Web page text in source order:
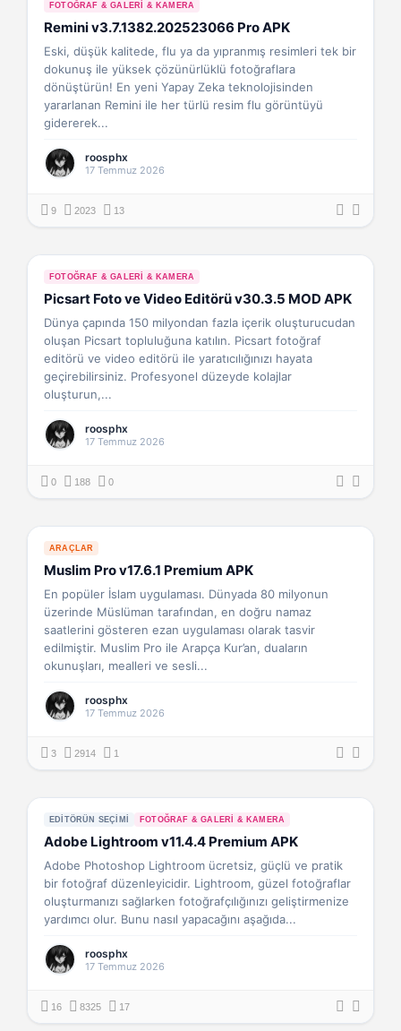
FOTOĞRAF & GALERI & KAMERA
Remini v3.7.1382.202523066 Pro APK
Eski, düşük kalitede, flu ya da yıpranmış resimleri tek bir
dokunuş ile yüksek çözünürlüklü fotoğraflara
dönüştürün! En yeni Yapay Zeka teknolojisinden
yararlanan Remini ile her türlü resim flu görüntüyü
gidererek...
roosphx
17 Temmuz 2026
9 2023 13
FOTOĞRAF & GALERI & KAMERA
Picsart Foto ve Video Editörü v30.3.5 MOD APK
Dünya çapında 150 milyondan fazla içerik oluşturucudan
oluşan Picsart topluluğuna katılın. Picsart fotoğraf
editörü ve video editörü ile yaratıcılığınızı hayata
geçirebilirsiniz. Profesyonel düzeyde kolajlar
oluşturun,...
roosphx
17 Temmuz 2026
0 188 0
ARAÇLAR
Muslim Pro v17.6.1 Premium APK
En popüler İslam uygulaması. Dünyada 80 milyonun
üzerinde Müslüman tarafından, en doğru namaz
saatlerini gösteren ezan uygulaması olarak tasvir
edilmiştir. Muslim Pro ile Arapça Kur’an, duaların
okunuşları, mealleri ve sesli...
roosphx
17 Temmuz 2026
3 2914 1
EDITÖRÜN SEÇIMI FOTOĞRAF & GALERI & KAMERA
Adobe Lightroom v11.4.4 Premium APK
Adobe Photoshop Lightroom ücretsiz, güçlü ve pratik
bir fotoğraf düzenleyicidir. Lightroom, güzel fotoğraflar
oluşturmanızı sağlarken fotoğrafçılığınızı geliştirmenize
yardımcı olur. Bunu nasıl yapacağını aşağıda...
roosphx
17 Temmuz 2026
16 8325 17